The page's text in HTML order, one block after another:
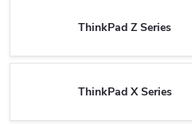
ThinkPad Z Series
ThinkPad X Series